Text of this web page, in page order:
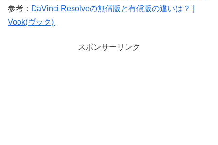
参考： DaVinci Resolveの無償版と有償版の違いは？ |
Vook(ヴック)
スポンサーリンク